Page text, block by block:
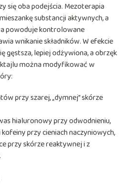
się oba podejścia. Mezoterapia
substancji aktywnych, a
powoduje kontrolowane
wnikanie składników. W efekcie
gęstsza, lepiej odżywiona, a obrzęk
można modyfikować w
przy szarej, „dymnej” skórze
hialuronowy przy odwodnieniu,
przy cieniach naczyniowych,
przy skórze reaktywnej i z